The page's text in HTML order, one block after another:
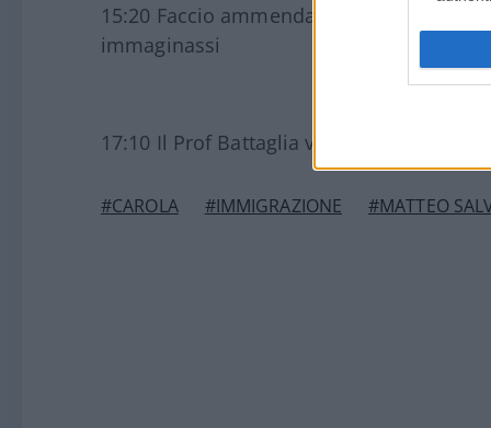
15:20 Faccio ammenda sulla
immaginassi
17:10 Il Prof Battaglia vince la causa con
#CAROLA #IMMIGRAZIONE #MATTEO